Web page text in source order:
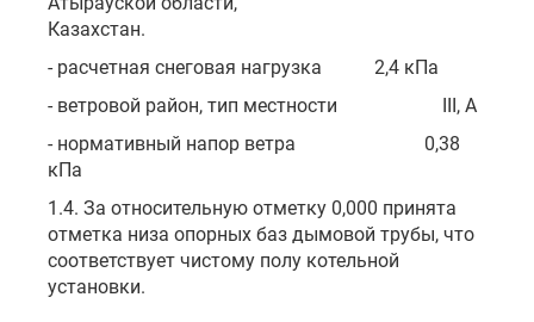
Казахстан.
- расчетная снеговая нагрузка 2,4 кПа
- ветровой район, тип местности III, А
- нормативный напор ветра 0,38
кПа
1.4. За относительную отметку 0,000 принята
отметка низа опорных баз дымовой трубы, что
соответствует чистому полу котельной
установки.